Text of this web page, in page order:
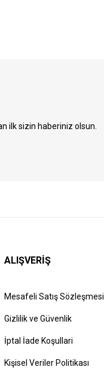
ilk sizin haberiniz olsun.
ALIŞVERİŞ
Mesafeli Satış Sözleşmesi
Gizlilik ve Güvenlik
İptal İade Koşullari
Kişisel Veriler Politikası